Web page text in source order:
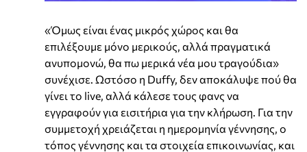
«Όμως είναι ένας μικρός χώρος και θα
επιλέξουμε μόνο μερικούς, αλλά πραγματικά
ανυπομονώ, θα πω μερικά νέα μου τραγούδια»
συνέχισε. Ωστόσο η Duffy, δεν αποκάλυψε πού θα
γίνει το live, αλλά κάλεσε τους φανς να
εγγραφούν για εισιτήρια για την κλήρωση. Για την
συμμετοχή χρειάζεται η ημερομηνία γέννησης, ο
τόπος γέννησης και τα στοιχεία επικοινωνίας, και